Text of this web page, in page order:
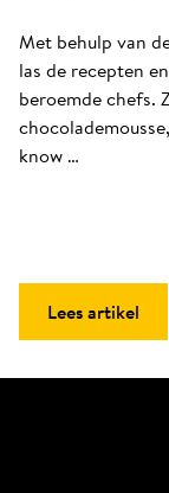
Met behulp van
las de recepten
beroemde chefs.
know …
Lees artikel